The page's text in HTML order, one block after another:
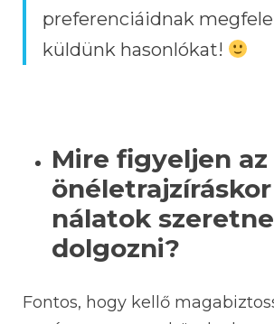
preferenciáidnak
küldünk hasonlókat!
Mire figyeljen az
önéletrajzíráskor
nálatok szeretne
dolgozni?
Fontos, hogy kellő